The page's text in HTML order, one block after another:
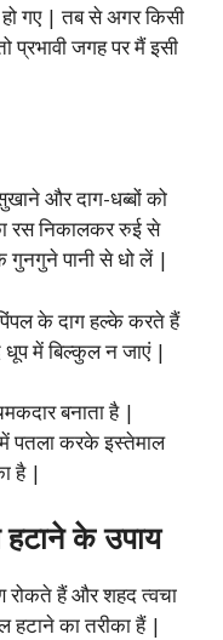
गए | तब से अगर किसी
प्रभावी जगह पर मैं इसी
और दाग-धब्बों को
रस निकालकर रुई से
गुनगुने पानी से धो लें |
के दाग हल्के करते हैं
में बिल्कुल न जाएं |
बनाता है |
में पतला करके इस्तेमाल
है |
के उपाय
हैं और शहद त्वचा
हटाने का तरीका हैं |